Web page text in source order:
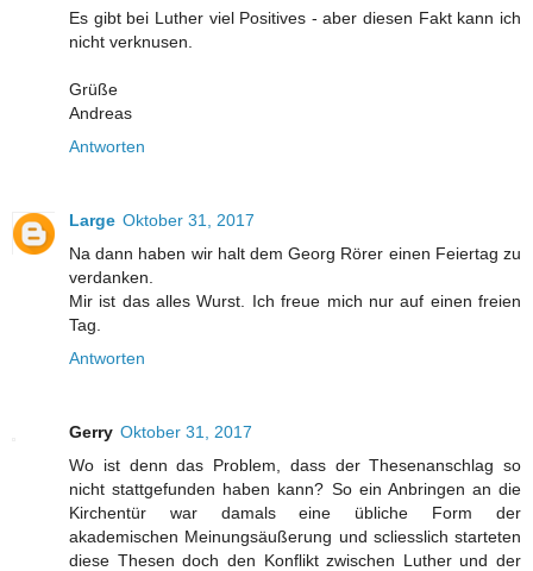
Es gibt bei Luther viel Positives - aber diesen Fakt kann ich
nicht verknusen.
Grüße
Andreas
Antworten
Large Oktober 31, 2017
Na dann haben wir halt dem Georg Rörer einen Feiertag zu
verdanken.
Mir ist das alles Wurst. Ich freue mich nur auf einen freien
Tag.
Antworten
Gerry Oktober 31, 2017
Wo ist denn das Problem, dass der Thesenanschlag so
nicht stattgefunden haben kann? So ein Anbringen an die
Kirchentür war damals eine übliche Form der
akademischen Meinungsäußerung und scliesslich starteten
diese Thesen doch den Konflikt zwischen Luther und der